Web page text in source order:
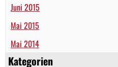
Juni 2015
Mai 2015
Mai 2014
Kategorien